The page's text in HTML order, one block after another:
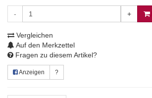
- +
Vergleichen
Auf den Merkzettel
Fragen zu diesem Artikel?
Anzeigen ?